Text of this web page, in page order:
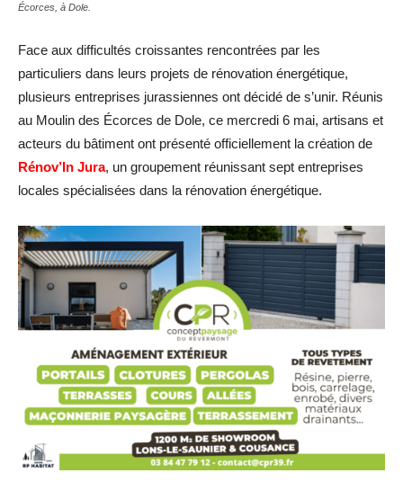
Écorces, à Dole.
Face aux difficultés croissantes rencontrées par les
particuliers dans leurs projets de rénovation énergétique,
plusieurs entreprises jurassiennes ont décidé de s’unir. Réunis
au Moulin des Écorces de Dole, ce mercredi 6 mai, artisans et
acteurs du bâtiment ont présenté officiellement la création de
Rénov’In Jura, un groupement réunissant sept entreprises
locales spécialisées dans la rénovation énergétique.